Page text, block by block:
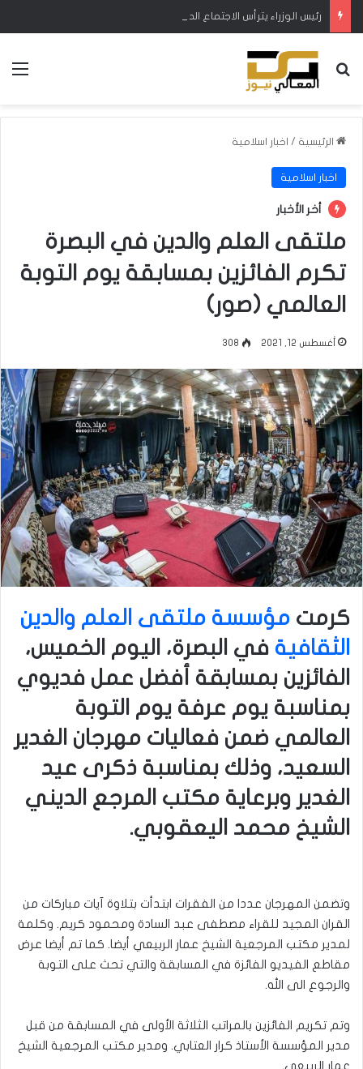
بحث عن
الرئيسية / اخبار اسلامية
اخبار اسلامية
أخر الأخبار
ملتقى العلم والدين في البصرة
تكرم الفائزين بمسابقة يوم التوبة
العالمي (صور)
أغسطس 12, 2021 308
كرمت مؤسسة ملتقى العلم والدين
الثقافية في البصرة، اليوم الخميس،
الفائزين بمسابقة أفضل عمل فديوي
بمناسبة يوم عرفة يوم التوبة
العالمي ضمن فعاليات مهرجان الغدير
السعيد، وذلك بمناسبة ذكرى عيد
الغدير وبرعاية مكتب المرجع الديني
الشيخ محمد اليعقوبي.
وتضمن المهرجان عددا من الفقرات ابتدأت بتلاوة آيات مباركات من
القران المجيد للقراء مصطفى عبد السادة ومحمود كريم. وكلمة
لمدير مكتب المرجعية الشيخ عمار الربيعي أيضا. كما تم أيضا عرض
مقاطع الفيديو الفائزة في المسابقة والتي تحث على التوبة
والرجوع الى الله.
وتم تكريم الفائزين بالمراتب الثلاثة الأولى في المسابقة من قبل
مدير المؤسسة الأستاذ كرار العتابي. ومدير مكتب المرجعية الشيخ
عمار الربيعي.